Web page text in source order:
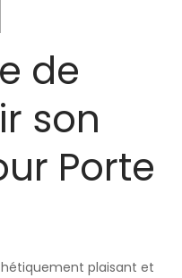
de
son
Porte
plaisant et